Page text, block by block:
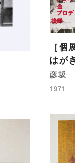
［
はが
彦坂
1971